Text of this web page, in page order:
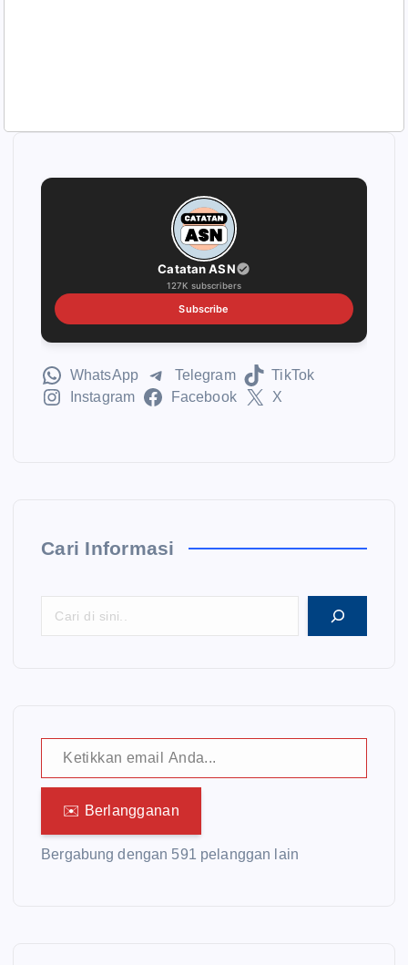
Catatan ASN
127K subscribers
Subscribe
WhatsApp Telegram
TikTok
Instagram
Facebook X
Cari Informasi
Ketikkan email Anda...
✉️ Berlangganan
Bergabung dengan 591 pelanggan lain